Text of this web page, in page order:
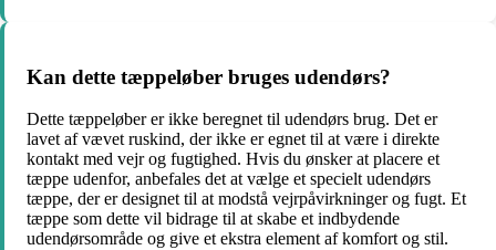
Kan dette tæppeløber bruges udendørs?
Dette tæppeløber er ikke beregnet til udendørs brug. Det er
lavet af vævet ruskind, der ikke er egnet til at være i direkte
kontakt med vejr og fugtighed. Hvis du ønsker at placere et
tæppe udenfor, anbefales det at vælge et specielt udendørs
tæppe, der er designet til at modstå vejrpåvirkninger og fugt. Et
tæppe som dette vil bidrage til at skabe et indbydende
udendørsområde og give et ekstra element af komfort og stil.